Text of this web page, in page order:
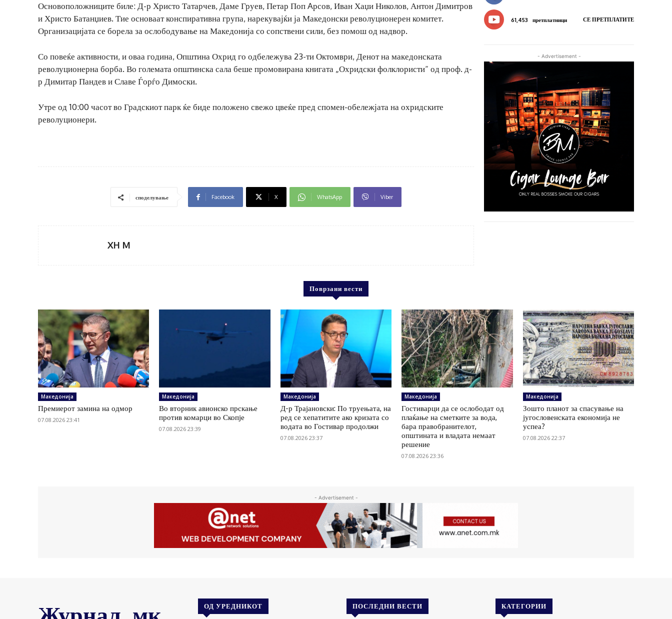
Основоположниците биле: Д-р Христо Татарчев, Даме Груев, Петар Поп Aрсов, Иван Хаџи Николов, Антон Димитров
и Христо Батанџиев. Тие основаат конспиративна група, нарекувајќи ја Македонски револуционерен комитет.
Организацијата се борела за ослободување на Македонија со сопствени сили, без помош од надвор.
Со повеќе активности, и оваа година, Општина Охрид го одбележува 23-ти Октомври, Денот на македонската
револуционерна борба. Во големата општинска сала беше промовирана книгата „Охридски фолклористи“ од проф. д-
р Димитар Пандев и Славе Ѓорѓо Димоски.
Утре од 10:00 часот во Градскиот парк ќе биде положено свежо цвеќе пред спомен-обележјата на охридските
револуционери.
споделување Facebook X WhatsApp Viber
XH M
61,453 претплатници СЕ ПРЕТПЛАТИТЕ
- Advertisement -
Поврзани вести
Македонија
Премиерот замина на одмор
07.08.2026 23:41
Македонија
Во вторник авионско прскање
против комарци во Скопје
07.08.2026 23:39
Македонија
Д-р Трајановски: По труењата, на
ред се хепатитите ако кризата со
водата во Гостивар продолжи
07.08.2026 23:37
Македонија
Гостиварци да се ослободат од
плаќање на сметките за вода,
бара правобранителот,
општината и владата немаат
решение
07.08.2026 23:36
Македонија
Зошто планот за спасување на
југословенската економија не
успеа?
07.08.2026 22:37
- Advertisement -
ОД УРЕДНИКОТ ПОСЛЕДНИ ВЕСТИ КАТЕГОРИИ